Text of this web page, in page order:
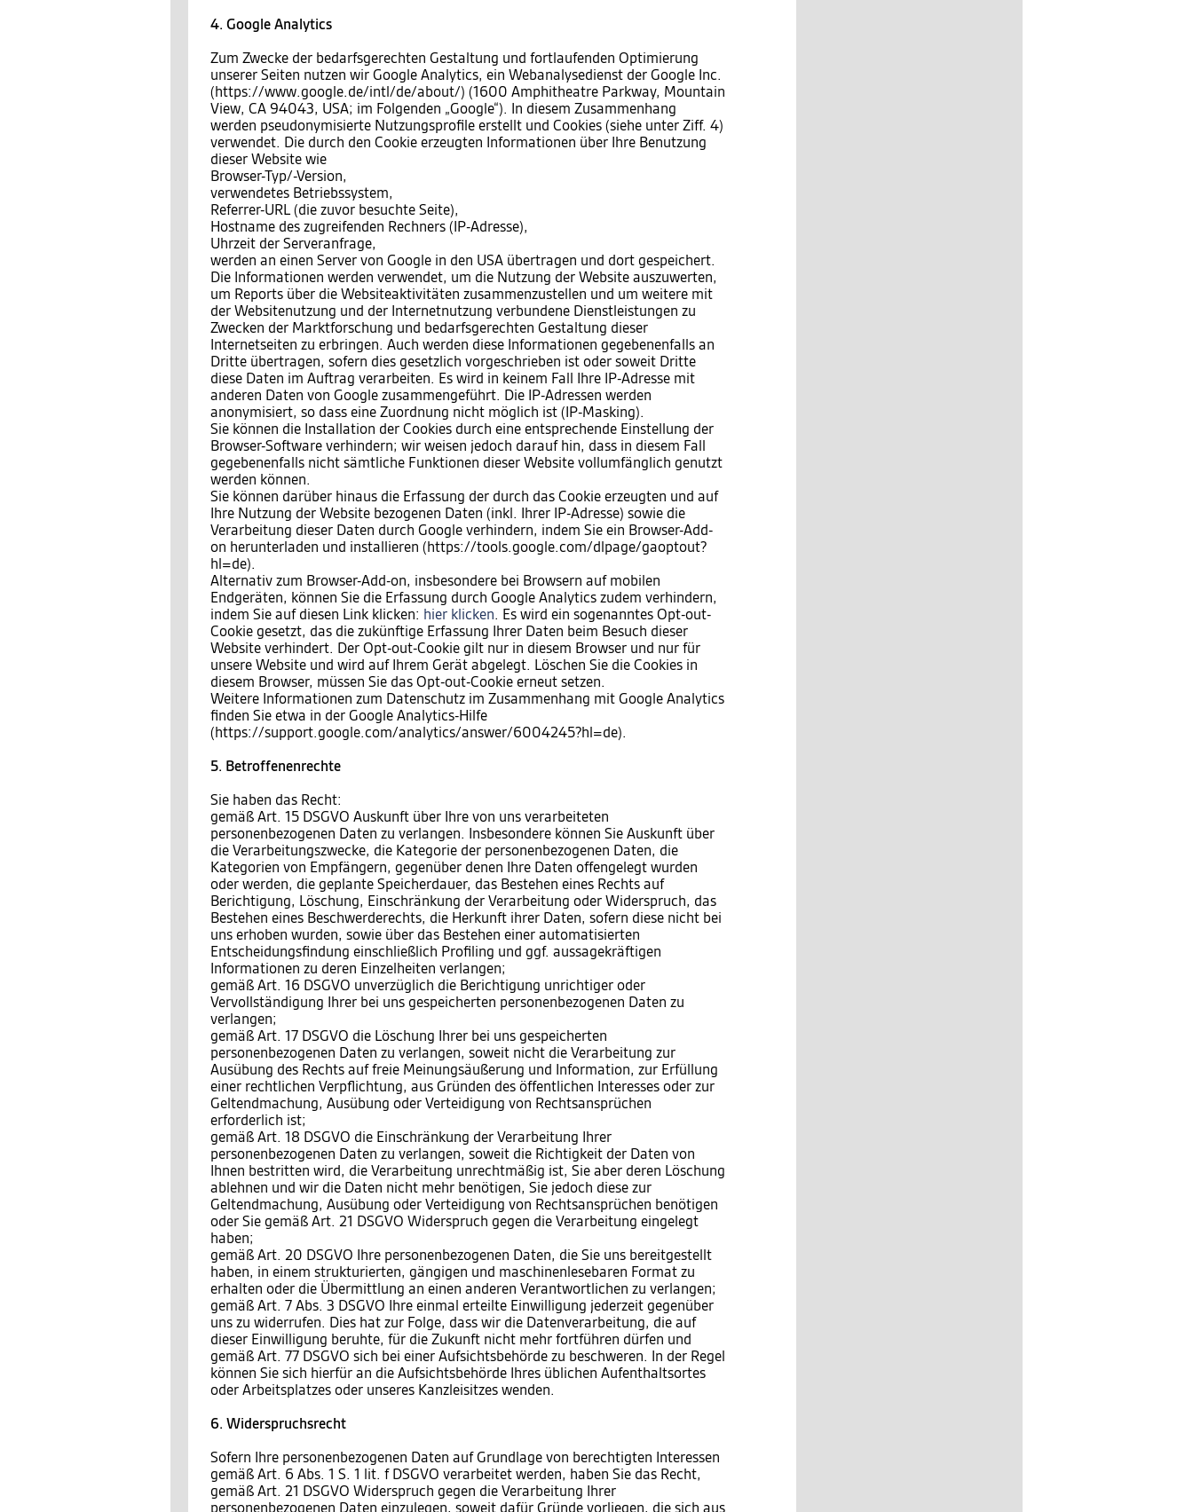
4. Google Analytics
Zum Zwecke der bedarfsgerechten Gestaltung und fortlaufenden Optimierung
unserer Seiten nutzen wir Google Analytics, ein Webanalysedienst der Google Inc.
(https://www.google.de/intl/de/about/) (1600 Amphitheatre Parkway, Mountain
View, CA 94043, USA; im Folgenden „Google“). In diesem Zusammenhang
werden pseudonymisierte Nutzungsprofile erstellt und Cookies (siehe unter Ziff. 4)
verwendet. Die durch den Cookie erzeugten Informationen über Ihre Benutzung
dieser Website wie
Browser-Typ/-Version,
verwendetes Betriebssystem,
Referrer-URL (die zuvor besuchte Seite),
Hostname des zugreifenden Rechners (IP-Adresse),
Uhrzeit der Serveranfrage,
werden an einen Server von Google in den USA übertragen und dort gespeichert.
Die Informationen werden verwendet, um die Nutzung der Website auszuwerten,
um Reports über die Websiteaktivitäten zusammenzustellen und um weitere mit
der Websitenutzung und der Internetnutzung verbundene Dienstleistungen zu
Zwecken der Marktforschung und bedarfsgerechten Gestaltung dieser
Internetseiten zu erbringen. Auch werden diese Informationen gegebenenfalls an
Dritte übertragen, sofern dies gesetzlich vorgeschrieben ist oder soweit Dritte
diese Daten im Auftrag verarbeiten. Es wird in keinem Fall Ihre IP-Adresse mit
anderen Daten von Google zusammengeführt. Die IP-Adressen werden
anonymisiert, so dass eine Zuordnung nicht möglich ist (IP-Masking).
Sie können die Installation der Cookies durch eine entsprechende Einstellung der
Browser-Software verhindern; wir weisen jedoch darauf hin, dass in diesem Fall
gegebenenfalls nicht sämtliche Funktionen dieser Website vollumfänglich genutzt
werden können.
Sie können darüber hinaus die Erfassung der durch das Cookie erzeugten und auf
Ihre Nutzung der Website bezogenen Daten (inkl. Ihrer IP-Adresse) sowie die
Verarbeitung dieser Daten durch Google verhindern, indem Sie ein Browser-Add-
on herunterladen und installieren (https://tools.google.com/dlpage/gaoptout?
hl=de).
Alternativ zum Browser-Add-on, insbesondere bei Browsern auf mobilen
Endgeräten, können Sie die Erfassung durch Google Analytics zudem verhindern,
indem Sie auf diesen Link klicken: hier klicken. Es wird ein sogenanntes Opt-out-
Cookie gesetzt, das die zukünftige Erfassung Ihrer Daten beim Besuch dieser
Website verhindert. Der Opt-out-Cookie gilt nur in diesem Browser und nur für
unsere Website und wird auf Ihrem Gerät abgelegt. Löschen Sie die Cookies in
diesem Browser, müssen Sie das Opt-out-Cookie erneut setzen.
Weitere Informationen zum Datenschutz im Zusammenhang mit Google Analytics
finden Sie etwa in der Google Analytics-Hilfe
(https://support.google.com/analytics/answer/6004245?hl=de).
5. Betroffenenrechte
Sie haben das Recht:
gemäß Art. 15 DSGVO Auskunft über Ihre von uns verarbeiteten
personenbezogenen Daten zu verlangen. Insbesondere können Sie Auskunft über
die Verarbeitungszwecke, die Kategorie der personenbezogenen Daten, die
Kategorien von Empfängern, gegenüber denen Ihre Daten offengelegt wurden
oder werden, die geplante Speicherdauer, das Bestehen eines Rechts auf
Berichtigung, Löschung, Einschränkung der Verarbeitung oder Widerspruch, das
Bestehen eines Beschwerderechts, die Herkunft ihrer Daten, sofern diese nicht bei
uns erhoben wurden, sowie über das Bestehen einer automatisierten
Entscheidungsfindung einschließlich Profiling und ggf. aussagekräftigen
Informationen zu deren Einzelheiten verlangen;
gemäß Art. 16 DSGVO unverzüglich die Berichtigung unrichtiger oder
Vervollständigung Ihrer bei uns gespeicherten personenbezogenen Daten zu
verlangen;
gemäß Art. 17 DSGVO die Löschung Ihrer bei uns gespeicherten
personenbezogenen Daten zu verlangen, soweit nicht die Verarbeitung zur
Ausübung des Rechts auf freie Meinungsäußerung und Information, zur Erfüllung
einer rechtlichen Verpflichtung, aus Gründen des öffentlichen Interesses oder zur
Geltendmachung, Ausübung oder Verteidigung von Rechtsansprüchen
erforderlich ist;
gemäß Art. 18 DSGVO die Einschränkung der Verarbeitung Ihrer
personenbezogenen Daten zu verlangen, soweit die Richtigkeit der Daten von
Ihnen bestritten wird, die Verarbeitung unrechtmäßig ist, Sie aber deren Löschung
ablehnen und wir die Daten nicht mehr benötigen, Sie jedoch diese zur
Geltendmachung, Ausübung oder Verteidigung von Rechtsansprüchen benötigen
oder Sie gemäß Art. 21 DSGVO Widerspruch gegen die Verarbeitung eingelegt
haben;
gemäß Art. 20 DSGVO Ihre personenbezogenen Daten, die Sie uns bereitgestellt
haben, in einem strukturierten, gängigen und maschinenlesebaren Format zu
erhalten oder die Übermittlung an einen anderen Verantwortlichen zu verlangen;
gemäß Art. 7 Abs. 3 DSGVO Ihre einmal erteilte Einwilligung jederzeit gegenüber
uns zu widerrufen. Dies hat zur Folge, dass wir die Datenverarbeitung, die auf
dieser Einwilligung beruhte, für die Zukunft nicht mehr fortführen dürfen und
gemäß Art. 77 DSGVO sich bei einer Aufsichtsbehörde zu beschweren. In der Regel
können Sie sich hierfür an die Aufsichtsbehörde Ihres üblichen Aufenthaltsortes
oder Arbeitsplatzes oder unseres Kanzleisitzes wenden.
6. Widerspruchsrecht
Sofern Ihre personenbezogenen Daten auf Grundlage von berechtigten Interessen
gemäß Art. 6 Abs. 1 S. 1 lit. f DSGVO verarbeitet werden, haben Sie das Recht,
gemäß Art. 21 DSGVO Widerspruch gegen die Verarbeitung Ihrer
personenbezogenen Daten einzulegen, soweit dafür Gründe vorliegen, die sich aus